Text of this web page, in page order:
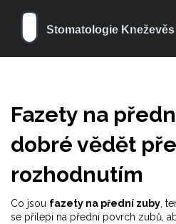
Fazety na
dobré vědět
rozhodnutím
Co jsou fazety na přední zuby
se přilepí na přední povrch zubů,